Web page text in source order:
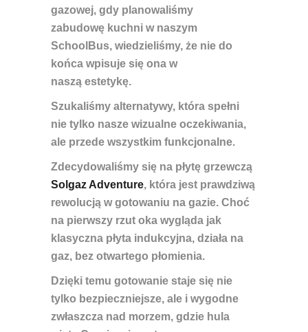
gazowej, gdy planowaliśmy
zabudowę kuchni w naszym
SchoolBus, wiedzieliśmy, że nie do
końca wpisuje się ona w
naszą estetykę.
Szukaliśmy alternatywy, która spełni
nie tylko nasze wizualne oczekiwania,
ale przede wszystkim funkcjonalne.
Zdecydowaliśmy się na płytę grzewczą
Solgaz Adventure, która jest prawdziwą
rewolucją w gotowaniu na gazie. Choć
na pierwszy rzut oka wygląda jak
klasyczna płyta indukcyjna, działa na
gaz, bez otwartego płomienia.
Dzięki temu gotowanie staje się nie
tylko bezpieczniejsze, ale i wygodne
zwłaszcza nad morzem, gdzie hula